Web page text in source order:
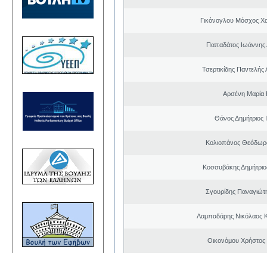
Γικόνογλου Μόσχος
Παπαδάτος Ιωάννης
Τσερτικίδης Παντελής
Αρσένη Μαρία
Θάνος Δημήτριος
Κολιοπάνος
Κοσσυβάκης
Σγουρίδης
Λαμπαδάρης Νικόλαος
Οικονόμου Χρήστος